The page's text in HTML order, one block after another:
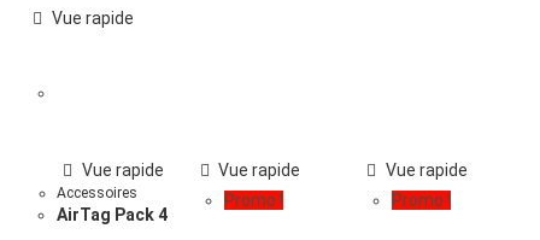
Vue rapide
Vue rapide
Accessoires
AirTag Pack 4
Vue rapide
Promo !
Vue rapide
Promo !